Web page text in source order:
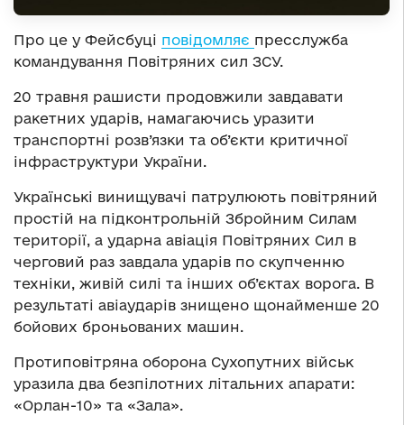
Про це у Фейсбуці повідомляє пресслужба
командування Повітряних сил ЗСУ.
20 травня рашисти продовжили завдавати
ракетних ударів, намагаючись уразити
транспортні розв’язки та об’єкти критичної
інфраструктури України.
Українські винищувачі патрулюють повітряний
простій на підконтрольній Збройним Силам
території, а ударна авіація Повітряних Сил в
черговий раз завдала ударів по скупченню
техніки, живій силі та інших об’єктах ворога. В
результаті авіаударів знищено щонайменше 20
бойових броньованих машин.
Протиповітряна оборона Сухопутних військ
уразила два безпілотних літальних апарати:
«Орлан-10» та «Зала».